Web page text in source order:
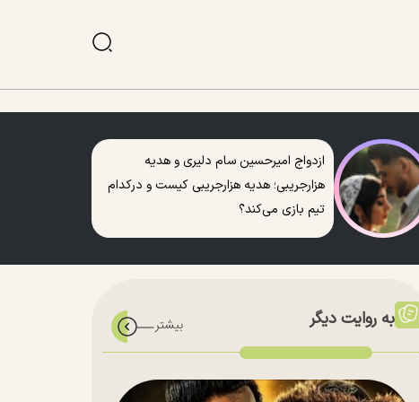
ازدواج امیرحسین سام دلیری و هدیه
هزارجریبی؛ هدیه هزارجریبی کیست و درکدام
تیم بازی می‌کند؟
به روایت دیگر